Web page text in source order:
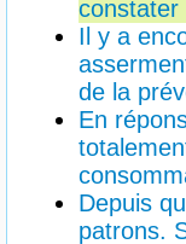
constater
Il y a
de la
En
Depuis
patrons.